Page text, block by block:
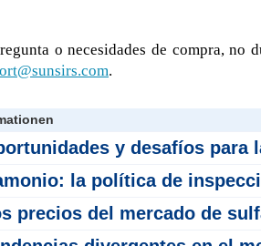
o necesidades de compra, no
.
para la industria de fertilizantes en medio del El Niño más fuerte en 150
remodela el diferencial de precios; las ventas nacionales están bajo presión mientras que las exportaciones enfrentan
de sulfato de amonio dejaron de disminuir y se elevaron (13 - 20 de